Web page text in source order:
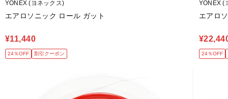
YONEX (ヨネックス)
エアロソニック ロール ガット
¥11,440
24％OFF 割引クーポン
YONEX (
エアロ
24％OFF